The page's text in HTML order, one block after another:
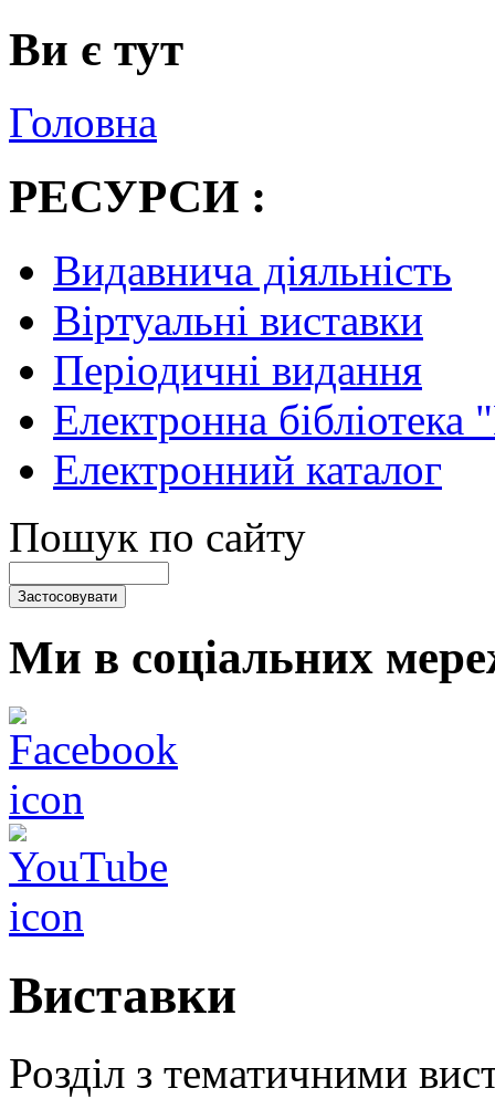
Ви є тут
Головна
РЕСУРСИ :
Видавнича діяльність
Віртуальні виставки
Періодичні видання
Електронна
Електронний каталог
Пошук по сайту
Ми в соціальних
Виставки
Розділ з тематичними